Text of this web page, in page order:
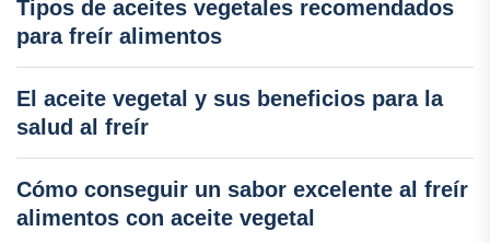
Tipos de aceites vegetales recomendados
para freír alimentos
El aceite vegetal y sus beneficios para la
salud al freír
Cómo conseguir un sabor excelente al freír
alimentos con aceite vegetal